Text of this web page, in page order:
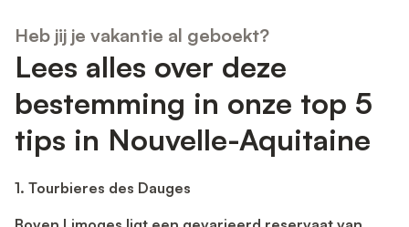
Heb jij je vakantie al geboekt?
Lees alles over deze
bestemming in onze top 5
tips in Nouvelle-Aquitaine
1. Tourbieres des Dauges